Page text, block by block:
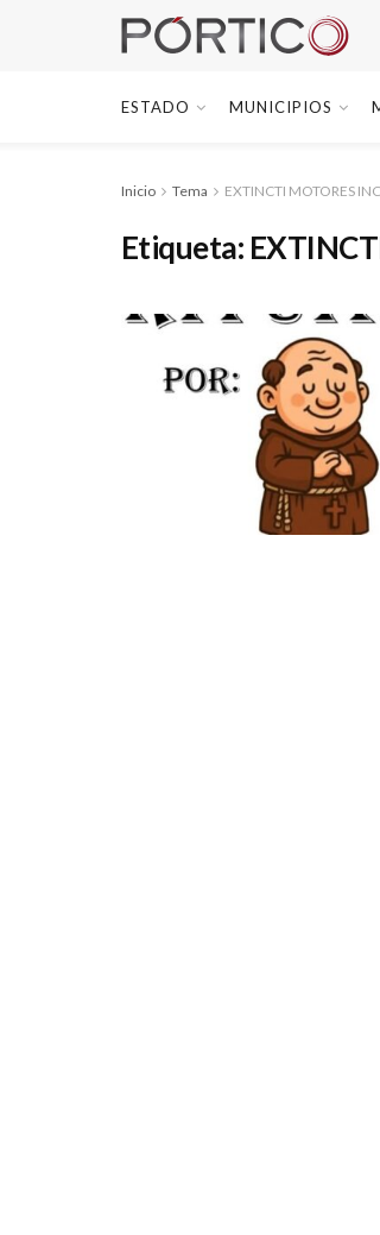
ESTADO MUNICIPIOS
Inicio Tema EXTINCTI MOTORES
Etiqueta: